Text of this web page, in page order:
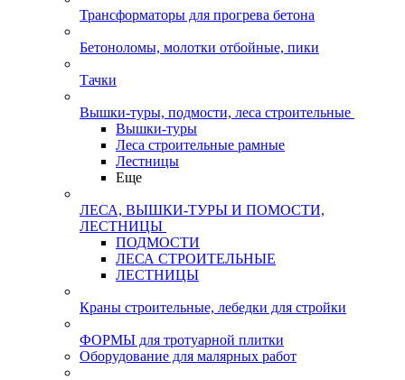
Трансформаторы для прогрева бетона
Бетоноломы, молотки отбойные, пики
Тачки
Вышки-туры, подмости, леса строительные
Вышки-туры
Леса строительные рамные
Лестницы
Еще
ЛЕСА, ВЫШКИ-ТУРЫ И ПОМОСТИ,
ЛЕСТНИЦЫ
ПОДМОСТИ
ЛЕСА СТРОИТЕЛЬНЫЕ
ЛЕСТНИЦЫ
Краны строительные, лебедки для стройки
ФОРМЫ для тротуарной плитки
Оборудование для малярных работ